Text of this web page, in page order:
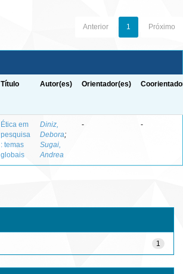
Anterior 1 Próximo
Título Autor(es) Orientador(es)
Ética em
pesquisa
: temas
globais
Diniz,
Debora;
Sugai,
Andrea
- -
1